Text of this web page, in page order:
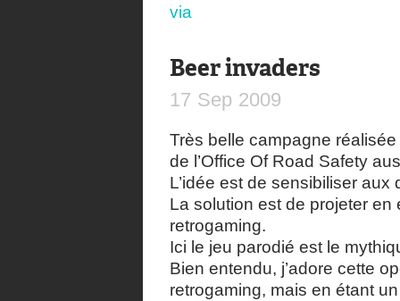
via
Beer invaders
17 Sep 2009
Très belle campagne
de l’Office Of Road Safety
L’idée est de sensibiliser aux
La solution est de projeter en
retrogaming.
Ici le jeu parodié est le
Bien entendu, j’adore cette
retrogaming, mais en étant